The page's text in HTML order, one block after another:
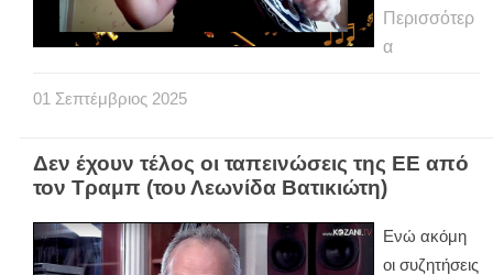
Περισσότερ
α
01 Σεπτέμβριος 2025
Δεν έχουν τέλος οι ταπεινώσεις της ΕΕ από
τον Τραμπ (του Λεωνίδα Βατικιώτη)
Ενώ ακόμη
οι συζητήσεις